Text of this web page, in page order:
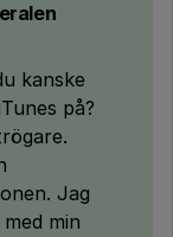
kanske
på?
Jag
min